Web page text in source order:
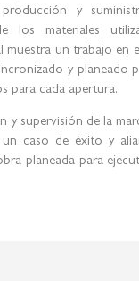
y
los materiales
muestra un trabajo en
y planeado
para cada apertura.
y supervisión de la
un caso de éxito y
planeada para